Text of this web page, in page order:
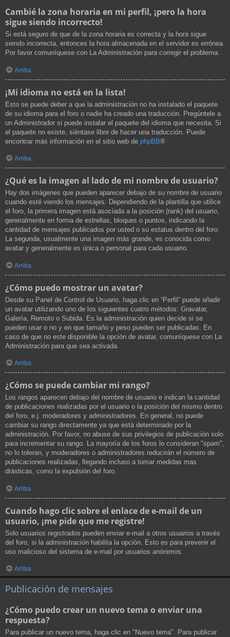
Cambié la zona horaria en mi perfil, ¡pero la hora
sigue siendo incorrecto!
Si está seguro de que de la zona horaria es correcta y la hora sigue
siendo incorrecta, entonces la hora almacenada en el servidor es errónea.
Por favor comuníquese con La Administración para corregir el problema.
Arriba
¡Mi idioma no está en la lista!
Esto se puede deber a que la administración no ha instalado el paquete
de su idioma para el foro o nadie ha creado una traducción. Pregúntele a
un Administrador si puede instalar el paquete del idioma que necesita. Si
el paquete no existe, siéntase libre de hacer una traducción. Puede
encontrar más información en el sitio web de phpBB®
Arriba
¿Qué es la imagen al lado de mi nombre de usuario?
Hay dos imágenes que pueden aparecer debajo de su nombre de usuario
cuando esté viendo los mensajes. Dependiendo de la plantilla que utilice
el foro, la primera imagen está asociada a la posición (rank) del usuario,
generalmente en forma de estrellas, bloques o puntos, indicando la
cantidad de mensajes publicados por usted o su estatus dentro del foro.
La segunda, usualmente una imagen más grande, es conocida como
avatar y generalmente es única o personal para cada usuario.
Arriba
¿Cómo puedo mostrar un avatar?
Desde su Panel de Control de Usuario, haga clic en “Perfil” puede añadir
un avatar utilizando uno de los siguientes cuatro métodos: Gravatar,
Galería, Remoto o Subida. Es la administración quien decide si se
pueden usar o no y en que tamaño y peso pueden ser publicadas. En
caso de que no este disponible la opción de avatar, comuníquese con La
Administración para que sea activada.
Arriba
¿Cómo se puede cambiar mi rango?
Los rangos aparecen debajo del nombre de usuario e indican la cantidad
de publicaciones realizadas por el usuario o la posición del mismo dentro
del foro, e.j. moderadores y administradores. En general, no puede
cambiar su rango directamente ya que está determinado por la
administración. Por favor, no abuse de sus privilegios de publicación solo
para incrementar su rango. La mayoría de los foros lo consideran "spam",
no lo toleran, y moderadores o administradores reducirán el número de
publicaciones realizadas, llegando incluso a tomar medidas mas
drásticas, como la expulsión del foro.
Arriba
Cuando hago clic sobre el enlace de e-mail de un
usuario, ¡me pide que me registre!
Solo usuarios registrados pueden enviar e-mail a otros usuarios a través
del foro, si la administración habilita la opción. Esto es para prevenir el
uso malicioso del sistema de e-mail por usuarios anónimos.
Arriba
Publicación de mensajes
¿Cómo puedo crear un nuevo tema o enviar una
respuesta?
Para publicar un nuevo tema, haga clic en "Nuevo tema". Para publicar